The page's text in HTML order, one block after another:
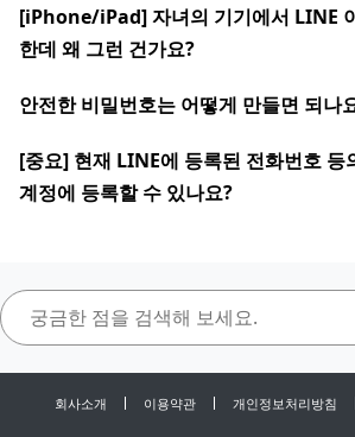
[iPhone/iPad] 자녀의 기기에서 LINE
한데 왜 그런 건가요?
안전한 비밀번호는 어떻게 만들면 되나
[중요] 현재 LINE에 등록된 전화번호 등
계정에 등록할 수 있나요?
회사소개 이용약관 개인정보처리방침